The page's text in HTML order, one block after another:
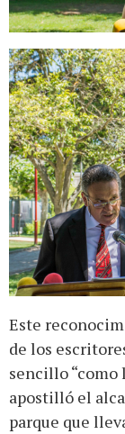
Este
de los
sencillo “como
apostilló el
parque que